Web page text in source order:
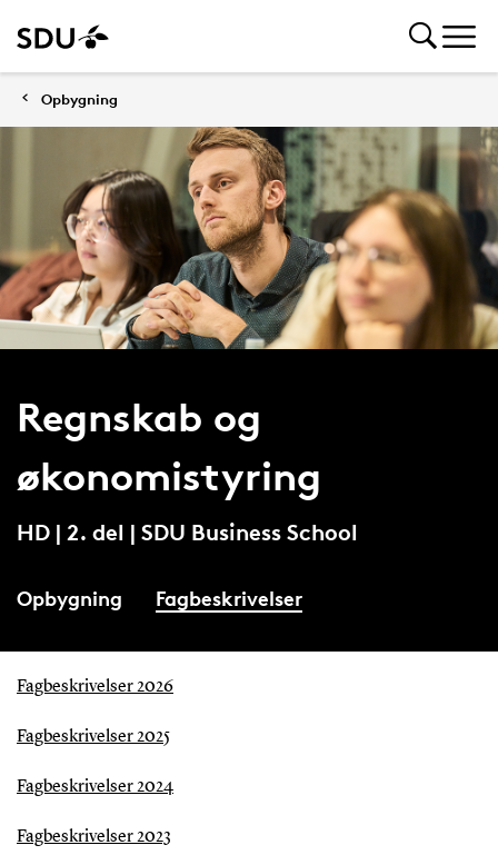
Opbygning
Regnskab og
økonomistyring
HD | 2. del | SDU Business School
Opbygning Fagbeskrivelser
Fagbeskrivelser 2026
Fagbeskrivelser 2025
Fagbeskrivelser 2024
Fagbeskrivelser 2023